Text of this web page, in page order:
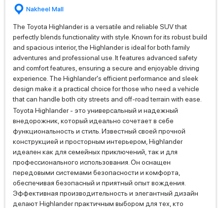
Nakheel Mall
The Toyota Highlander is a versatile and reliable SUV that
perfectly blends functionality with style. Known for its robust build
and spacious interior, the Highlander is ideal for both family
adventures and professional use. It features advanced safety
and comfort features, ensuring a secure and enjoyable driving
experience. The Highlander's efficient performance and sleek
design make it a practical choice for those who need a vehicle
that can handle both city streets and off-road terrain with ease.
Toyota Highlander - это универсальный и надежный
внедорожник, который идеально сочетает в себе
функциональность и стиль. Известный своей прочной
конструкцией и просторным интерьером, Highlander
идеален как для семейных приключений, так и для
профессионального использования. Он оснащен
передовыми системами безопасности и комфорта,
обеспечивая безопасный и приятный опыт вождения.
Эффективная производительность и элегантный дизайн
делают Highlander практичным выбором для тех, кто